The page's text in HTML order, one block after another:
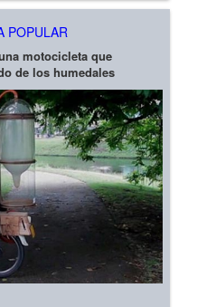
POPULAR
motocicleta que
de los humedales